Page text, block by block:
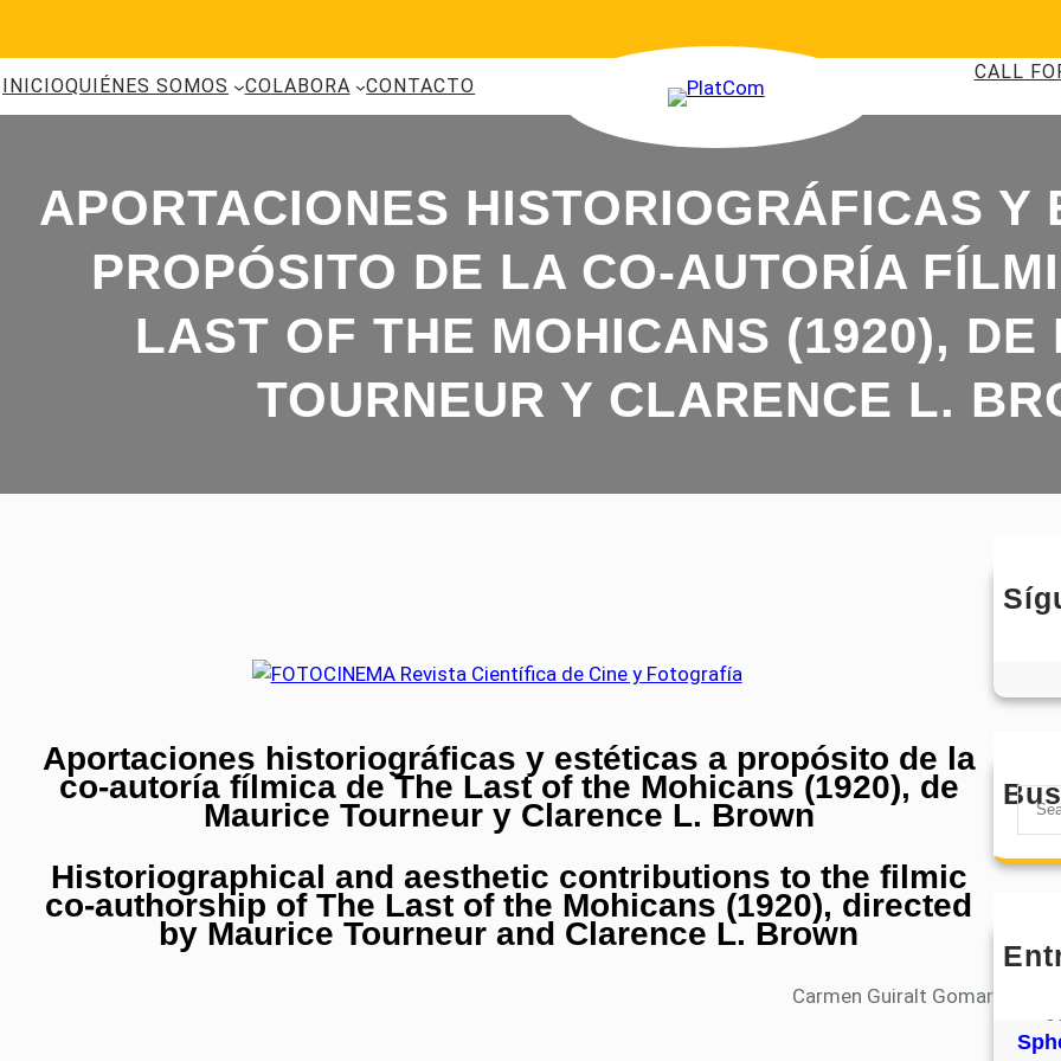
INICIOQUIÉNES SOMOS COLABORA CONTACTO
CALL
APORTACIONES HISTORIOGRÁFICAS Y
PROPÓSITO DE LA CO-AUTORÍA
LAST OF THE MOHICANS (1920), DE
TOURNEUR Y CLARENCE L.
Aportaciones historiográficas y estéticas a propósito de la
co-autoría fílmica de The Last of the Mohicans (1920), de
Maurice Tourneur y Clarence L. Brown
Historiographical and aesthetic contributions to the filmic
co-authorship of The Last of the Mohicans (1920), directed
by Maurice Tourneur and Clarence L. Brown
Carmen Guiralt Gomar
S
a
h